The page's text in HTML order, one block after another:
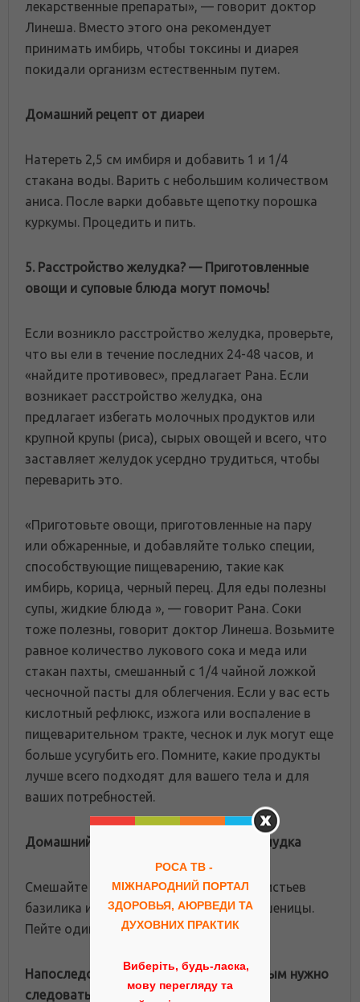
лекарственные препараты», — говорит доктор
Линеша. Вместо этого она рекомендует
принимать имбирь, чтобы токсины и диарея
покидали организм естественным путем.
Домашний рецепт от диареи
Натереть 2,5 см имбиря и добавить 1 и 1/4
стакана воды. Варить с небольшим количеством
аниса. После варки добавьте щепотку порошка
куркумы. Процедить и пить.
5. Расстройство желудка? — Приготовленные
овощи и суповые блюда могут помочь!
Если возникло расстройство желудка, проверьте,
что вы ели в течение последних 24-48 часов, и
«найдите противовес», предлагает Рана. Если
возникает расстройство желудка, она
предлагает избегать молочных продуктов или
крупной крупы (риса), сырых овощей и всего, что
заставляет желудок усердно трудиться, чтобы
переварить это.
«Приготовьте овощи, приготовленные на пару
или обжаренные, и добавляйте только специи,
способствующие пищеварению, такие как
имбирь, корица, черный перец. Для еды полезны
супы, жидкие блюда », — говорит Рана. Соки
тоже полезны, говорит доктор Линеша. Возьмите
равное количество лукового сока и меда или
стакан пахты, смешанный с 1/4 чайной ложкой
чесночной пасты для облегчения. Если у вас есть
кислотный рефлюкс, изжога или воспаление в
пищеварительном тракте, чеснок и лук могут еще
больше усугубить его. Помните, какие продукты
лучше всего подходят для вашего тела и для
ваших потребностей.
Домашний рецепт от расстройства желудка
Смешайте 3-4 зубчика чеснока, 10-12 листьев
базилика и 1/4 стакана сока ростков пшеницы.
Пейте один раз в день.
Напоследок, несколько советов, которым нужно
следовать, согласно Аюрведе:
РОСА ТВ -
МІЖНАРОДНИЙ ПОРТАЛ
ЗДОРОВЬЯ, АЮРВЕДИ ТА
ДУХОВНИХ ПРАКТИК
Виберіть, будь-ласка,
мову перегляду та